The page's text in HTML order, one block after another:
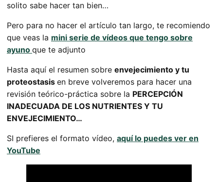
solito sabe hacer tan bien…
Pero para no hacer el artículo tan largo, te recomiendo
que veas la mini serie de vídeos que tengo sobre
ayuno que te adjunto
Hasta aquí el resumen sobre envejecimiento y tu
proteostasis en breve volveremos para hacer una
revisión teórico-práctica sobre la PERCEPCIÓN
INADECUADA DE LOS NUTRIENTES Y TU
ENVEJECIMIENTO…
SI prefieres el formato vídeo, aquí lo puedes ver en
YouTube